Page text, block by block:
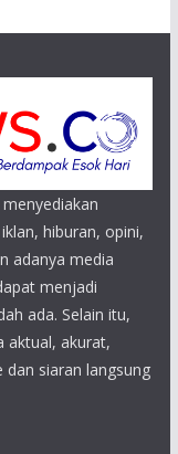
hiburan, opini,
adanya media
menjadi
ada. Selain itu,
aktual, akurat,
siaran langsung